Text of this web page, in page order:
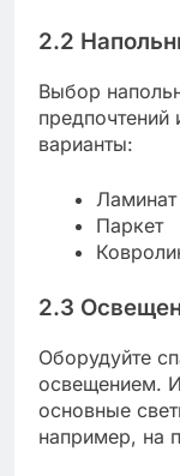
2.2
Выбор
варианты:
Ламинат
Паркет
2.3
Оборудуйте
освещением.
основные
например, на